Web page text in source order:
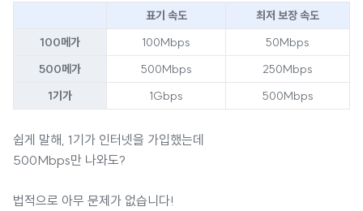
표기 속도
최저 보장 속도
100메가
100Mbps
50Mbps
500메가
500Mbps
250Mbps
1기가
1Gbps 500Mbps
쉽게 말해, 1기가 인터넷을 가입했는데
500Mbps만 나와도?
법적으로 아무 문제가 없습니다!